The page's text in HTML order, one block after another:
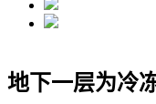
地下一层为冷